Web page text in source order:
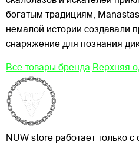
богатым традициям,
немалой истории создавали
снаряжение для познания
Все товары бренда Верхняя
NUW store работает только